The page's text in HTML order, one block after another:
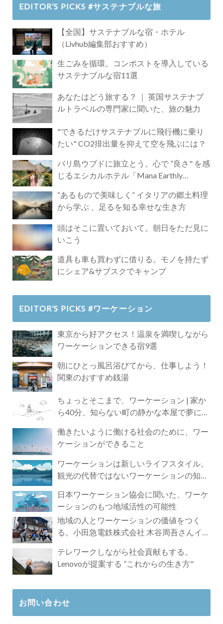
EDITOR’S PICKS #サステナブルな旅
【全国】サステナブルな宿・ホテル
（Livhub編集部おすすめ）
生ごみを循環。コンポストを導入している
サステナブルな宿11選
あなたはどう旅する？ ｜ 英国サステナブ
ルトラベルの専門家に聞いた、旅の魅力
"できるだけサステナブルに飛行機に乗り
たい" CO2排出量を抑えて空を飛ぶには？
バリ島ウブドに旅立とう。心で ”良さ" を感
じるエシカルホテル「Mana Earthly
“あるもので美味しく” イタリアの郷土料理
から学ぶ 、足るを知る幸せな生き方
頭はそこに置いておいて。朝日をただ見に
いこう
道具も車も買わずに借りる。モノを持たず
にシェア&サブスクでキャンプ
EDITOR’S PICKS #ワーケーション
東京から好アクセス！温泉を満喫しながら
ワーケーションできる宿9選
朝にひとっ風呂浴びてから、仕事しよう！
関東のおすすめ銭湯
ちょっとそこまで、ワーケーション | 家か
ら40分、知らない町の静かな本屋で夢に近
働きたいように働ける社会のために、ワー
ケーションができること
ワーケーションは新しいライフスタイル。
観光の代替ではないワーケーションの知ら
日本ワーケーション協会に聞いた、ワーケ
ーションのもつ地域活性の可能性
地域の人とワーケーションの価値をつく
る。小田急電鉄株式会社 木谷周吾さんイン
テレワークしながら社会貢献もする。
Lenovoが提案する ”これからの生き方"
お問い合わせ